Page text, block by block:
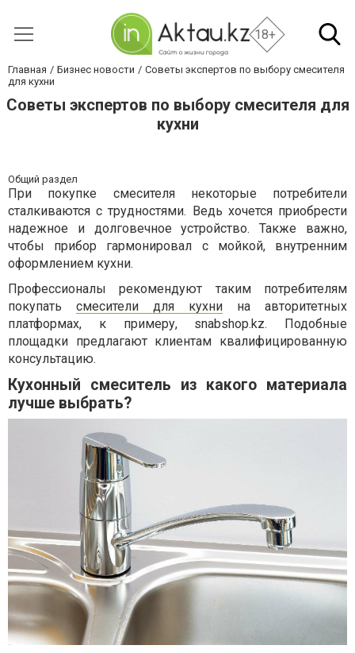
18+
Главная Бизнес новости
Советы экспертов по выбору смесителя
для кухни
Советы экспертов по выбору смесителя для
кухни
Общий раздел
При покупке смесителя некоторые потребители
сталкиваются с трудностями. Ведь хочется приобрести
надежное и долговечное устройство. Также важно,
чтобы прибор гармонировал с мойкой, внутренним
оформлением кухни.
Профессионалы рекомендуют таким потребителям
покупать смесители для кухни на авторитетных
платформах, к примеру, snabshop.kz. Подобные
площадки предлагают клиентам квалифицированную
консультацию.
Кухонный смеситель из какого материала
лучше выбрать?